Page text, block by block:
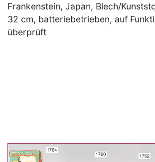
Frankenstein, Japan, Blech/
32 cm, batteriebetrieben, auf
überprüft